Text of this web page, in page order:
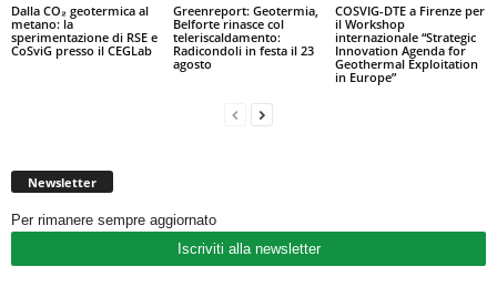
Dalla CO₂ geotermica al
metano: la
sperimentazione di RSE e
CoSviG presso il CEGLab
Greenreport: Geotermia,
Belforte rinasce col
teleriscaldamento:
Radicondoli in festa il 23
agosto
COSVIG-DTE a Firenze per
il Workshop
internazionale “Strategic
Innovation Agenda for
Geothermal Exploitation
in Europe”
Newsletter
Per rimanere sempre aggiornato
Iscriviti alla newsletter